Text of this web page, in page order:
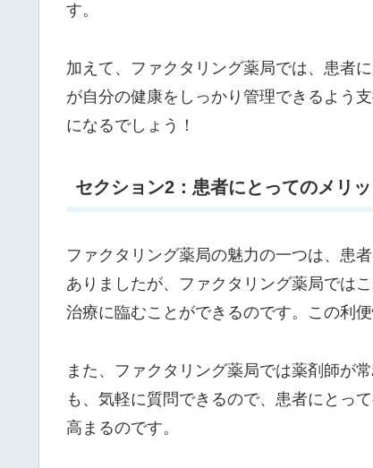
す。
加えて、ファクタリング薬局では、患者
が自分の健康をしっかり管理できるよう
になるでしょう！
セクション2：患者にとってのメリッ
ファクタリング薬局の魅力の一つは、患
ありましたが、ファクタリング薬局では
治療に臨むことができるのです。この利
また、ファクタリング薬局では薬剤師が
も、気軽に質問できるので、患者にとっ
高まるのです。